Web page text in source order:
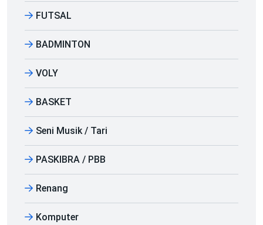
FUTSAL
BADMINTON
VOLY
BASKET
Seni Musik / Tari
PASKIBRA / PBB
Renang
Komputer